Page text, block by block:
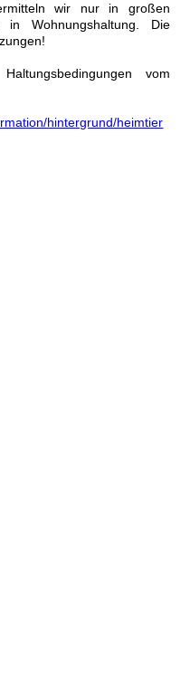
wir nur in großen
in Wohnungshaltung. Die
vom
hintergrund/heimtier